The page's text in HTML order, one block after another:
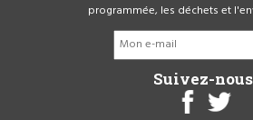
programmée, les déchets et
Suivez-nous